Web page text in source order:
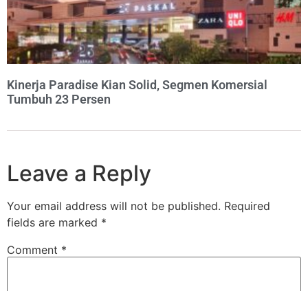
Kinerja Paradise Kian Solid, Segmen Komersial
Tumbuh 23 Persen
Leave a Reply
Your email address will not be published. Required
fields are marked *
Comment *